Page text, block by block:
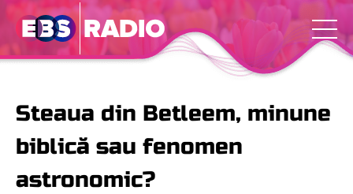
Steaua din Betleem, minune
biblică sau fenomen
astronomic?